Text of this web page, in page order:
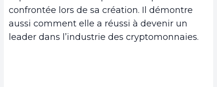
confrontée lors de sa création. Il démontre
aussi comment elle a réussi à devenir un
leader dans l’industrie des cryptomonnaies.